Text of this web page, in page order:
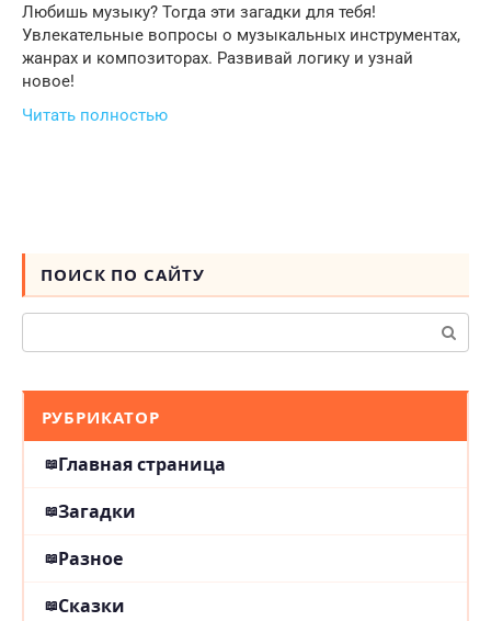
Любишь музыку? Тогда эти загадки для тебя!
Увлекательные вопросы о музыкальных инструментах,
жанрах и композиторах. Развивай логику и узнай
новое!
Читать полностью
ПОИСК ПО САЙТУ
РУБРИКАТОР
Главная страница
Загадки
Разное
Сказки